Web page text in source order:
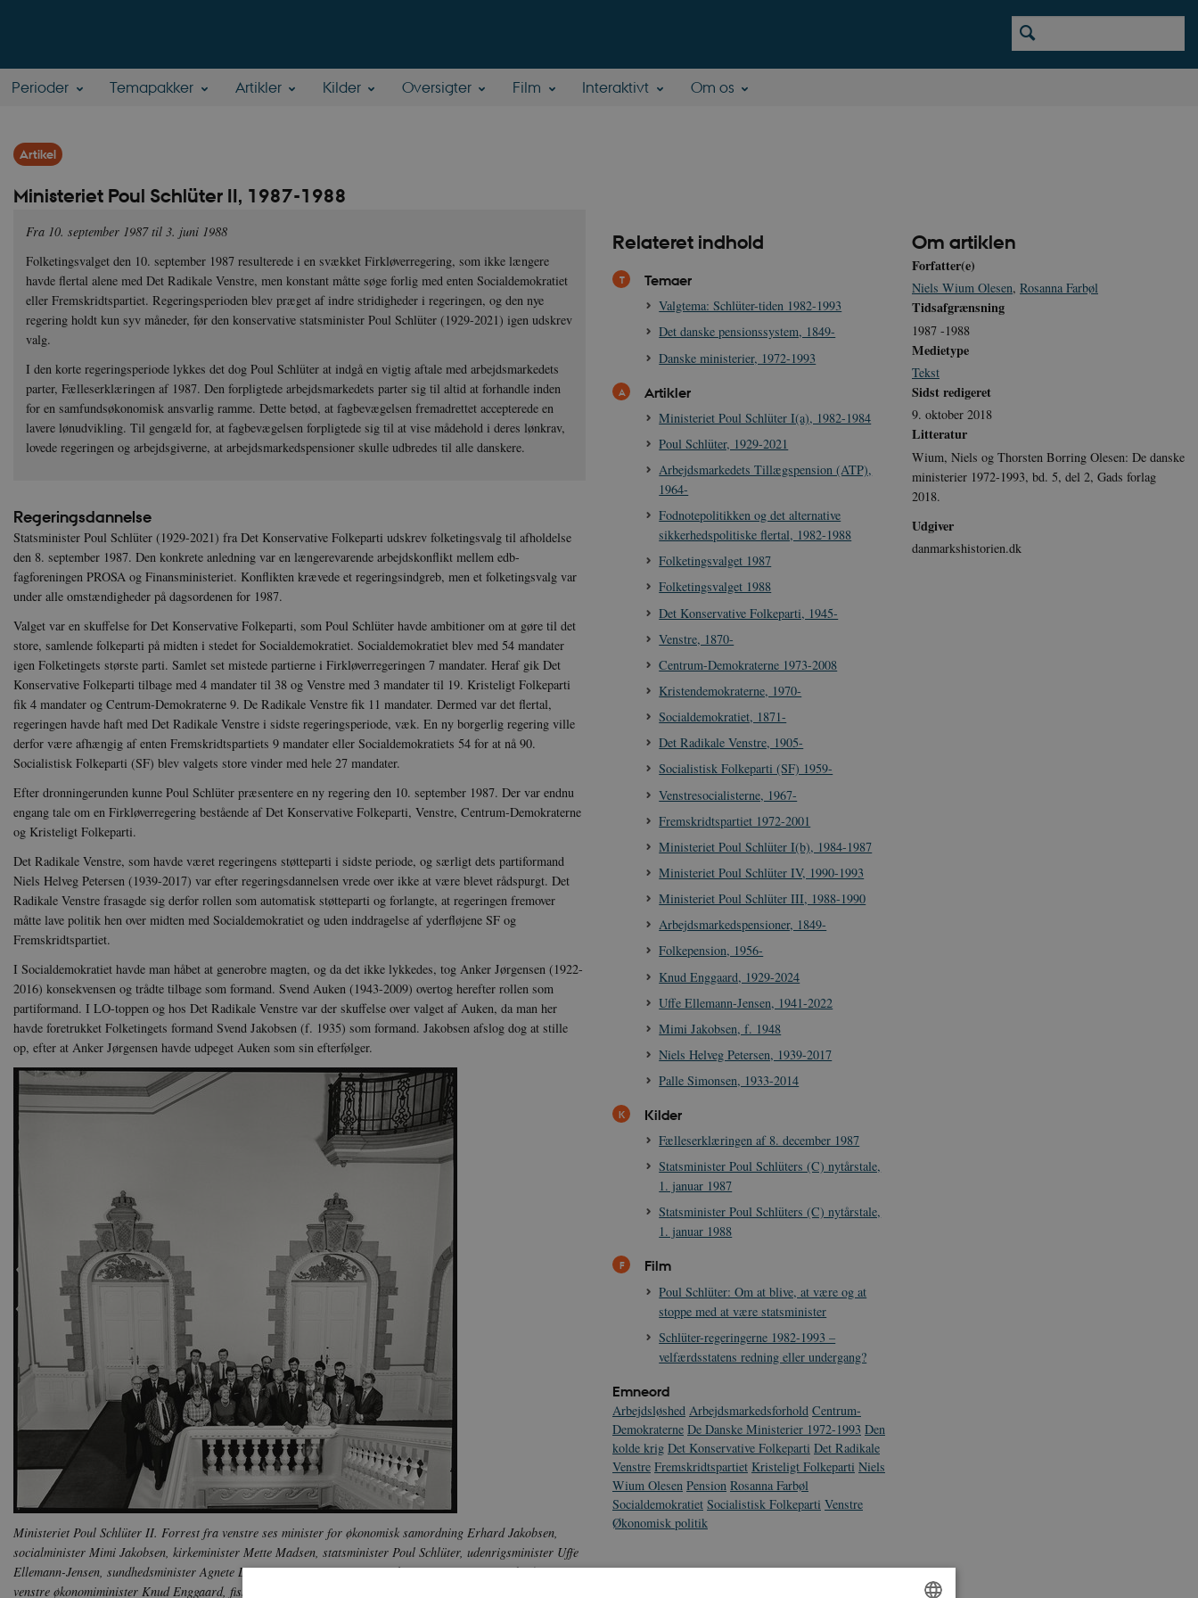
Perioder Temapakker Artikler Kilder Oversigter Film Interaktivt Om os
Artikel
Ministeriet Poul Schlüter II, 1987-1988
Fra 10. september 1987 til 3. juni 1988
Folketingsvalget den 10. september 1987 resulterede i en svækket Firkløverregering, som ikke længere
havde flertal alene med Det Radikale Venstre, men konstant måtte søge forlig med enten Socialdemokratiet
eller Fremskridtspartiet. Regeringsperioden blev præget af indre stridigheder i regeringen, og den nye
regering holdt kun syv måneder, før den konservative statsminister Poul Schlüter (1929-2021) igen udskrev
valg.
I den korte regeringsperiode lykkes det dog Poul Schlüter at indgå en vigtig aftale med arbejdsmarkedets
parter, Fælleserklæringen af 1987. Den forpligtede arbejdsmarkedets parter sig til altid at forhandle inden
for en samfundsøkonomisk ansvarlig ramme. Dette betød, at fagbevægelsen fremadrettet accepterede en
lavere lønudvikling. Til gengæld for, at fagbevægelsen forpligtede sig til at vise mådehold i deres lønkrav,
lovede regeringen og arbejdsgiverne, at arbejdsmarkedspensioner skulle udbredes til alle danskere.
Regeringsdannelse
Statsminister Poul Schlüter (1929-2021) fra Det Konservative Folkeparti udskrev folketingsvalg til afholdelse
den 8. september 1987. Den konkrete anledning var en længerevarende arbejdskonflikt mellem edb-
fagforeningen PROSA og Finansministeriet. Konflikten krævede et regeringsindgreb, men et folketingsvalg var
under alle omstændigheder på dagsordenen for 1987.
Valget var en skuffelse for Det Konservative Folkeparti, som Poul Schlüter havde ambitioner om at gøre til det
store, samlende folkeparti på midten i stedet for Socialdemokratiet. Socialdemokratiet blev med 54 mandater
igen Folketingets største parti. Samlet set mistede partierne i Firkløverregeringen 7 mandater. Heraf gik Det
Konservative Folkeparti tilbage med 4 mandater til 38 og Venstre med 3 mandater til 19. Kristeligt Folkeparti
fik 4 mandater og Centrum-Demokraterne 9. De Radikale Venstre fik 11 mandater. Dermed var det flertal,
regeringen havde haft med Det Radikale Venstre i sidste regeringsperiode, væk. En ny borgerlig regering ville
derfor være afhængig af enten Fremskridtspartiets 9 mandater eller Socialdemokratiets 54 for at nå 90.
Socialistisk Folkeparti (SF) blev valgets store vinder med hele 27 mandater.
Efter dronningerunden kunne Poul Schlüter præsentere en ny regering den 10. september 1987. Der var endnu
engang tale om en Firkløverregering bestående af Det Konservative Folkeparti, Venstre, Centrum-Demokraterne
og Kristeligt Folkeparti.
Det Radikale Venstre, som havde været regeringens støtteparti i sidste periode, og særligt dets partiformand
Niels Helveg Petersen (1939-2017) var efter regeringsdannelsen vrede over ikke at være blevet rådspurgt. Det
Radikale Venstre frasagde sig derfor rollen som automatisk støtteparti og forlangte, at regeringen fremover
måtte lave politik hen over midten med Socialdemokratiet og uden inddragelse af yderfløjene SF og
Fremskridtspartiet.
I Socialdemokratiet havde man håbet at generobre magten, og da det ikke lykkedes, tog Anker Jørgensen (1922-
2016) konsekvensen og trådte tilbage som formand. Svend Auken (1943-2009) overtog herefter rollen som
partiformand. I LO-toppen og hos Det Radikale Venstre var der skuffelse over valget af Auken, da man her
havde foretrukket Folketingets formand Svend Jakobsen (f. 1935) som formand. Jakobsen afslog dog at stille
op, efter at Anker Jørgensen havde udpeget Auken som sin efterfølger.
Ministeriet Poul Schlüter II. Forrest fra venstre ses minister for økonomisk samordning Erhard Jakobsen,
socialminister Mimi Jakobsen, kirkeminister Mette Madsen, statsminister Poul Schlüter, udenrigsminister Uffe
Ellemann-Jensen, sundhedsminister Agnete Laustsen og justitsminister Erik Ninn-Hansen. Bagved står fra
venstre økonomiminister Knud Enggaard, fiskeriminister og minister for nordisk samarbejde Lars P.
Relateret indhold
Temaer
Valgtema: Schlüter-tiden 1982-1993
Det danske pensionssystem, 1849-
Danske ministerier, 1972-1993
Artikler
Ministeriet Poul Schlüter I(a), 1982-1984
Poul Schlüter, 1929-2021
Arbejdsmarkedets Tillægspension (ATP),
1964-
Fodnotepolitikken og det alternative
sikkerhedspolitiske flertal, 1982-1988
Folketingsvalget 1987
Folketingsvalget 1988
Det Konservative Folkeparti, 1945-
Venstre, 1870-
Centrum-Demokraterne 1973-2008
Kristendemokraterne, 1970-
Socialdemokratiet, 1871-
Det Radikale Venstre, 1905-
Socialistisk Folkeparti (SF) 1959-
Venstresocialisterne, 1967-
Fremskridtspartiet 1972-2001
Ministeriet Poul Schlüter I(b), 1984-1987
Ministeriet Poul Schlüter IV, 1990-1993
Ministeriet Poul Schlüter III, 1988-1990
Arbejdsmarkedspensioner, 1849-
Folkepension, 1956-
Knud Enggaard, 1929-2024
Uffe Ellemann-Jensen, 1941-2022
Mimi Jakobsen, f. 1948
Niels Helveg Petersen, 1939-2017
Palle Simonsen, 1933-2014
Kilder
Fælleserklæringen af 8. december 1987
Statsminister Poul Schlüters (C) nytårstale,
1. januar 1987
Statsminister Poul Schlüters (C) nytårstale,
1. januar 1988
Film
Poul Schlüter: Om at blive, at være og at
stoppe med at være statsminister
Schlüter-regeringerne 1982-1993 –
velfærdsstatens redning eller undergang?
Emneord
Arbejdsløshed Arbejdsmarkedsforhold Centrum-
Demokraterne De Danske Ministerier 1972-1993 Den
kolde krig Det Konservative Folkeparti Det Radikale
Venstre Fremskridtspartiet Kristeligt Folkeparti Niels
Wium Olesen Pension Rosanna Farbøl
Socialdemokratiet Socialistisk Folkeparti Venstre
Økonomisk politik
Om artiklen
Forfatter(e)
Niels Wium Olesen, Rosanna Farbøl
Tidsafgrænsning
1987 -1988
Medietype
Tekst
Sidst redigeret
9. oktober 2018
Litteratur
Wium, Niels og Thorsten Borring Olesen: De danske
ministerier 1972-1993, bd. 5, del 2, Gads forlag
2018.
Udgiver
danmarkshistorien.dk